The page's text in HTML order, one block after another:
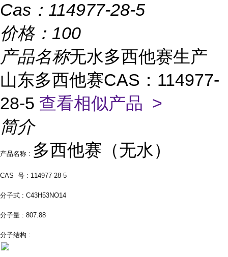
Cas： 114977-28-5
价格： 100
产品名称无水多西他赛生产
山东多西他赛CAS：114977-
28-5 查看相似产品 >
简介
产品名称 : 多西他赛（无水）
CAS 号 : 114977-28-5
分子式 : C43H53NO14
分子量 : 807.88
分子结构 :